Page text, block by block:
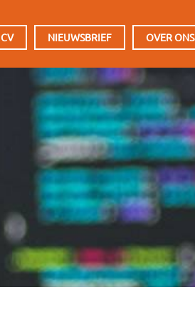
NIEUWSBRIEF OVER ONS